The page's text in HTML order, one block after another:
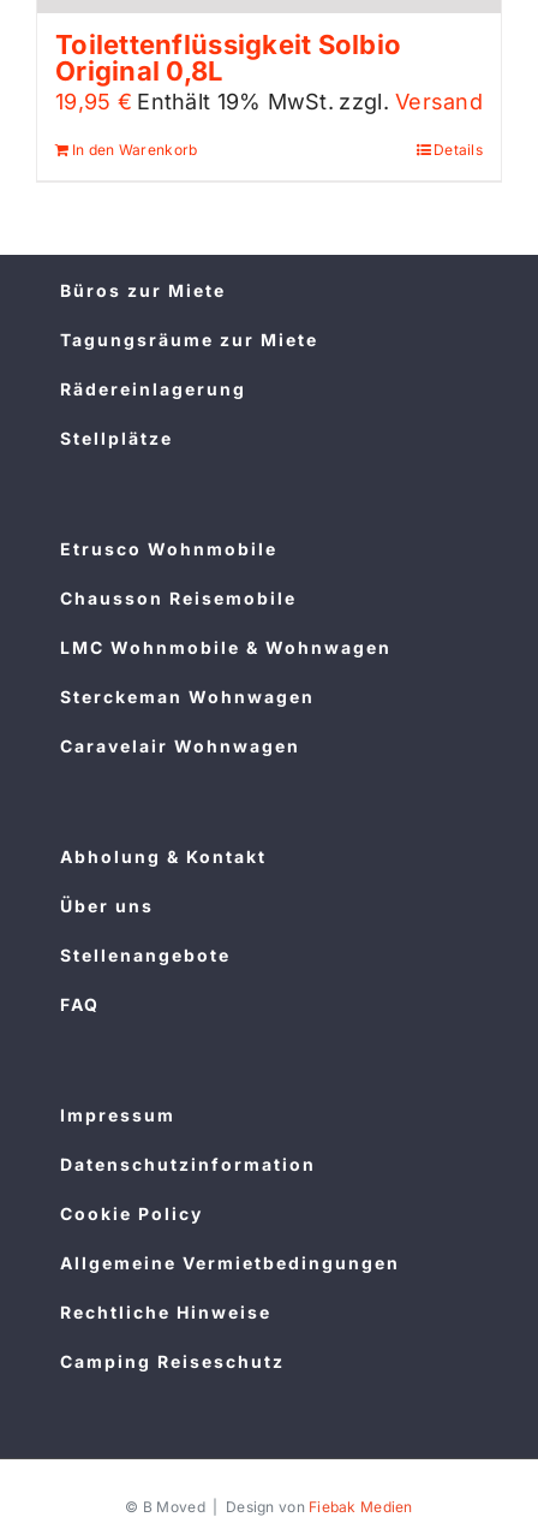
Toilettenflüssigkeit Solbio
Original 0,8L
19,95 € Enthält 19% MwSt. zzgl.Versand
In den Warenkorb Details
Büros zur Miete
Tagungsräume zur Miete
Rädereinlagerung
Stellplätze
Etrusco Wohnmobile
Chausson Reisemobile
LMC Wohnmobile & Wohnwagen
Sterckeman Wohnwagen
Caravelair Wohnwagen
Abholung & Kontakt
Über uns
Stellenangebote
FAQ
Impressum
Datenschutzinformation
Cookie Policy
Allgemeine Vermietbedingungen
Rechtliche Hinweise
Camping Reiseschutz
© B Moved | Design von Fiebak Medien